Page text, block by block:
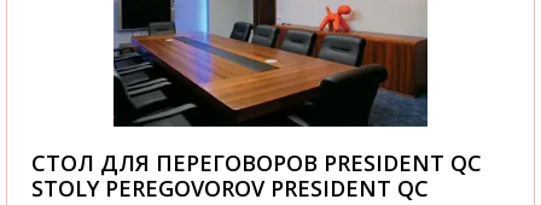
СТОЛ ДЛЯ ПЕРЕГОВОРОВ PRESIDENT QC
STOLY PEREGOVOROV PRESIDENT QC